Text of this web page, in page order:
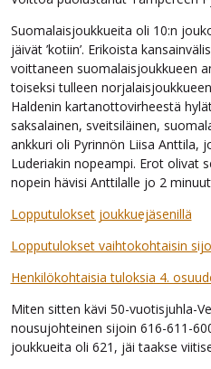
Suomalaisjoukkueita oli 10:n
jäivät ’kotiin’. Erikoista
voittaneen suomalaisjoukkueen
toiseksi tulleen
Haldenin kartanottovirheestä
saksalainen, sveitsiläinen,
ankkuri oli Pyrinnön Liisa Anttila,
Luderiakin nopeampi. Erot olivat
nopein hävisi Anttilalle jo 2
Lopputulokset joukkuejäsenillä
Lopputulokset vaihtokohtaisin
Henkilökohtaisia tuloksia 4.
Miten sitten kävi 50-vuotisjuhla-
nousujohteinen sijoin 616-611-
joukkueita oli 621, jäi taakse